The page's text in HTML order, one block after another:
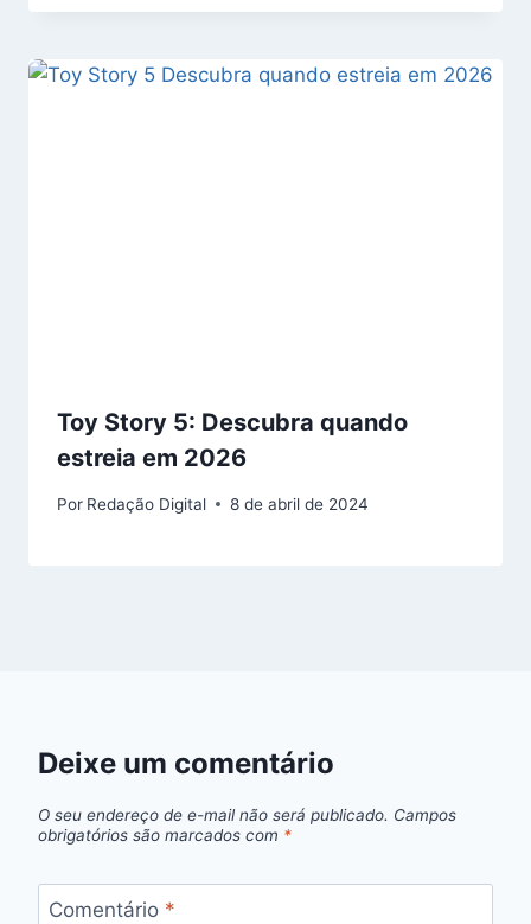
Toy Story 5: Descubra quando
estreia em 2026
Por Redação Digital 8 de abril de 2024
Deixe um comentário
O seu endereço de e-mail não será publicado. Campos
obrigatórios são marcados com *
Comentário *